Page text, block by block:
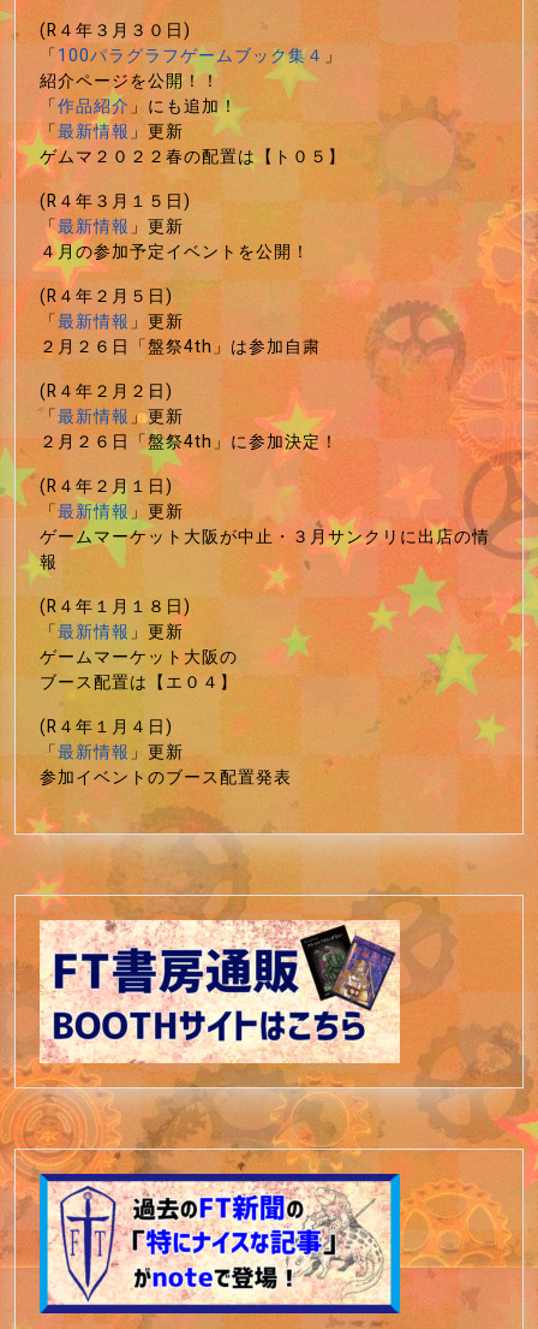
(R４年３月３０日)
「100パラグラフゲームブック集４ 」
紹介ページを公開！！
「作品紹介」にも追加！
「最新情報」更新
ゲムマ２０２２春の配置は【ト０５】
(R４年３月１５日)
「最新情報」更新
４月の参加予定イベントを公開！
(R４年２月５日)
「最新情報」更新
２月２６日「盤祭4th」は参加自粛
(R４年２月２日)
「最新情報」更新
２月２６日「盤祭4th」に参加決定！
(R４年２月１日)
「最新情報」更新
ゲームマーケット大阪が中止・３月サンクリに出店の情
報
(R４年１月１８日)
「最新情報」更新
ゲームマーケット大阪の
ブース配置は【エ０４】
(R４年１月４日)
「最新情報」更新
参加イベントのブース配置発表